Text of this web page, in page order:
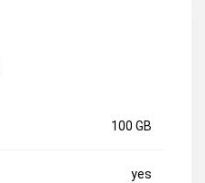
100 GB
yes